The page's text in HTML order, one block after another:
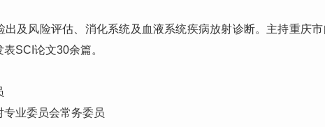
出及风险评估、消化系统及血液系统疾病放射诊断。主持重庆
SCI论文30余篇。
业委员会常务委员